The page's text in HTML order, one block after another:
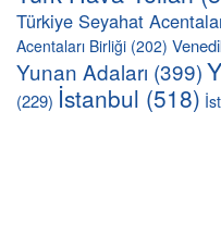
Türkiye Seyahat
Acentaları Birliği (202)
Yunan Adaları (399)
(229) İstanbul (518)